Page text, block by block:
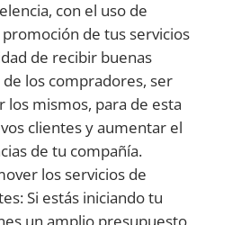
con el uso de
de tus servicios
de recibir buenas
los compradores, ser
los mismos, para de esta
clientes y aumentar el
de tu compañía.
los servicios de
Si estás iniciando tu